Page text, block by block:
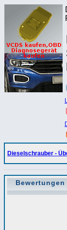
Dieselschrauber -